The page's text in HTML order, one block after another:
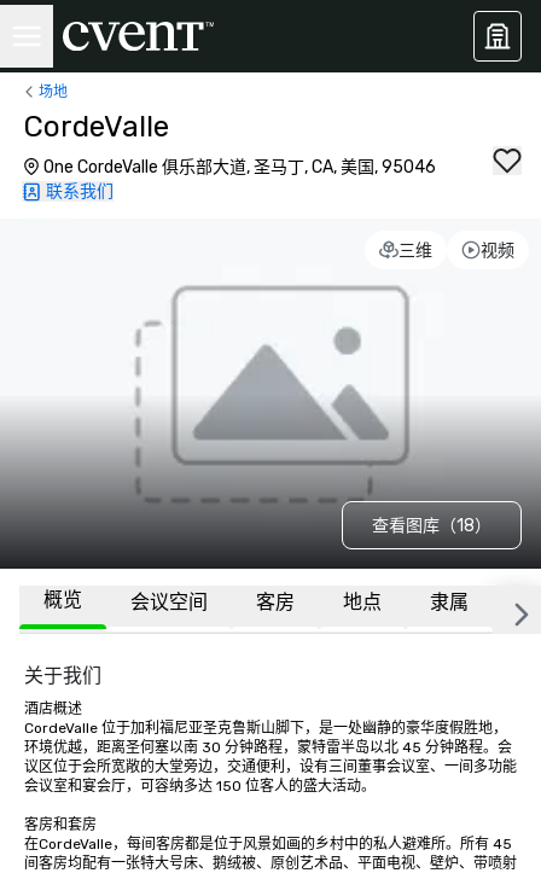
场地
CordeValle
One CordeValle 俱乐部大道, 圣马丁, CA, 美国, 95046
联系我们
三维 视频
查看图库（18）
概览 会议空间 客房 地点 隶属 更
关于我们
酒店概述
CordeValle 位于加利福尼亚圣克鲁斯山脚下，是一处幽静的豪华度假胜地，
环境优越，距离圣何塞以南 30 分钟路程，蒙特雷半岛以北 45 分钟路程。会
议区位于会所宽敞的大堂旁边，交通便利，设有三间董事会议室、一间多功能
会议室和宴会厅，可容纳多达 150 位客人的盛大活动。
客房和套房
在CordeValle，每间客房都是位于风景如画的乡村中的私人避难所。所有 45
间客房均配有一张特大号床、鹅绒被、原创艺术品、平面电视、壁炉、带喷射